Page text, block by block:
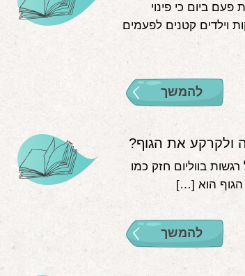
ביום כי פינוי
וילדים קטנים לפעמים
להמשך
ולקרקע את הגוף?
בווליום חזק כמו
הוא […]
להמשך